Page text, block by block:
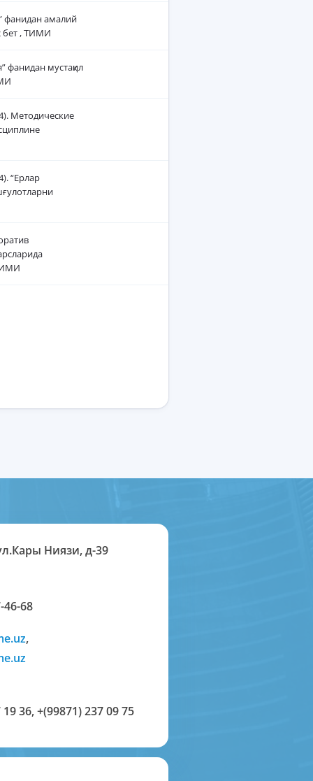
фанидан амалий
бет , ТИМИ
фанидан мустақил
Методические
“Ерлар
Ниязи, д-39
46-68
,
19 36,+(99871) 237 09 75